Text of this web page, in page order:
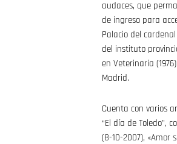
audaces, que
de ingreso para
Palacio del
del instituto
en Veterinaria
Madrid.
Cuenta con varios
“El día de Toledo”,
(8-10-2007), «Amor